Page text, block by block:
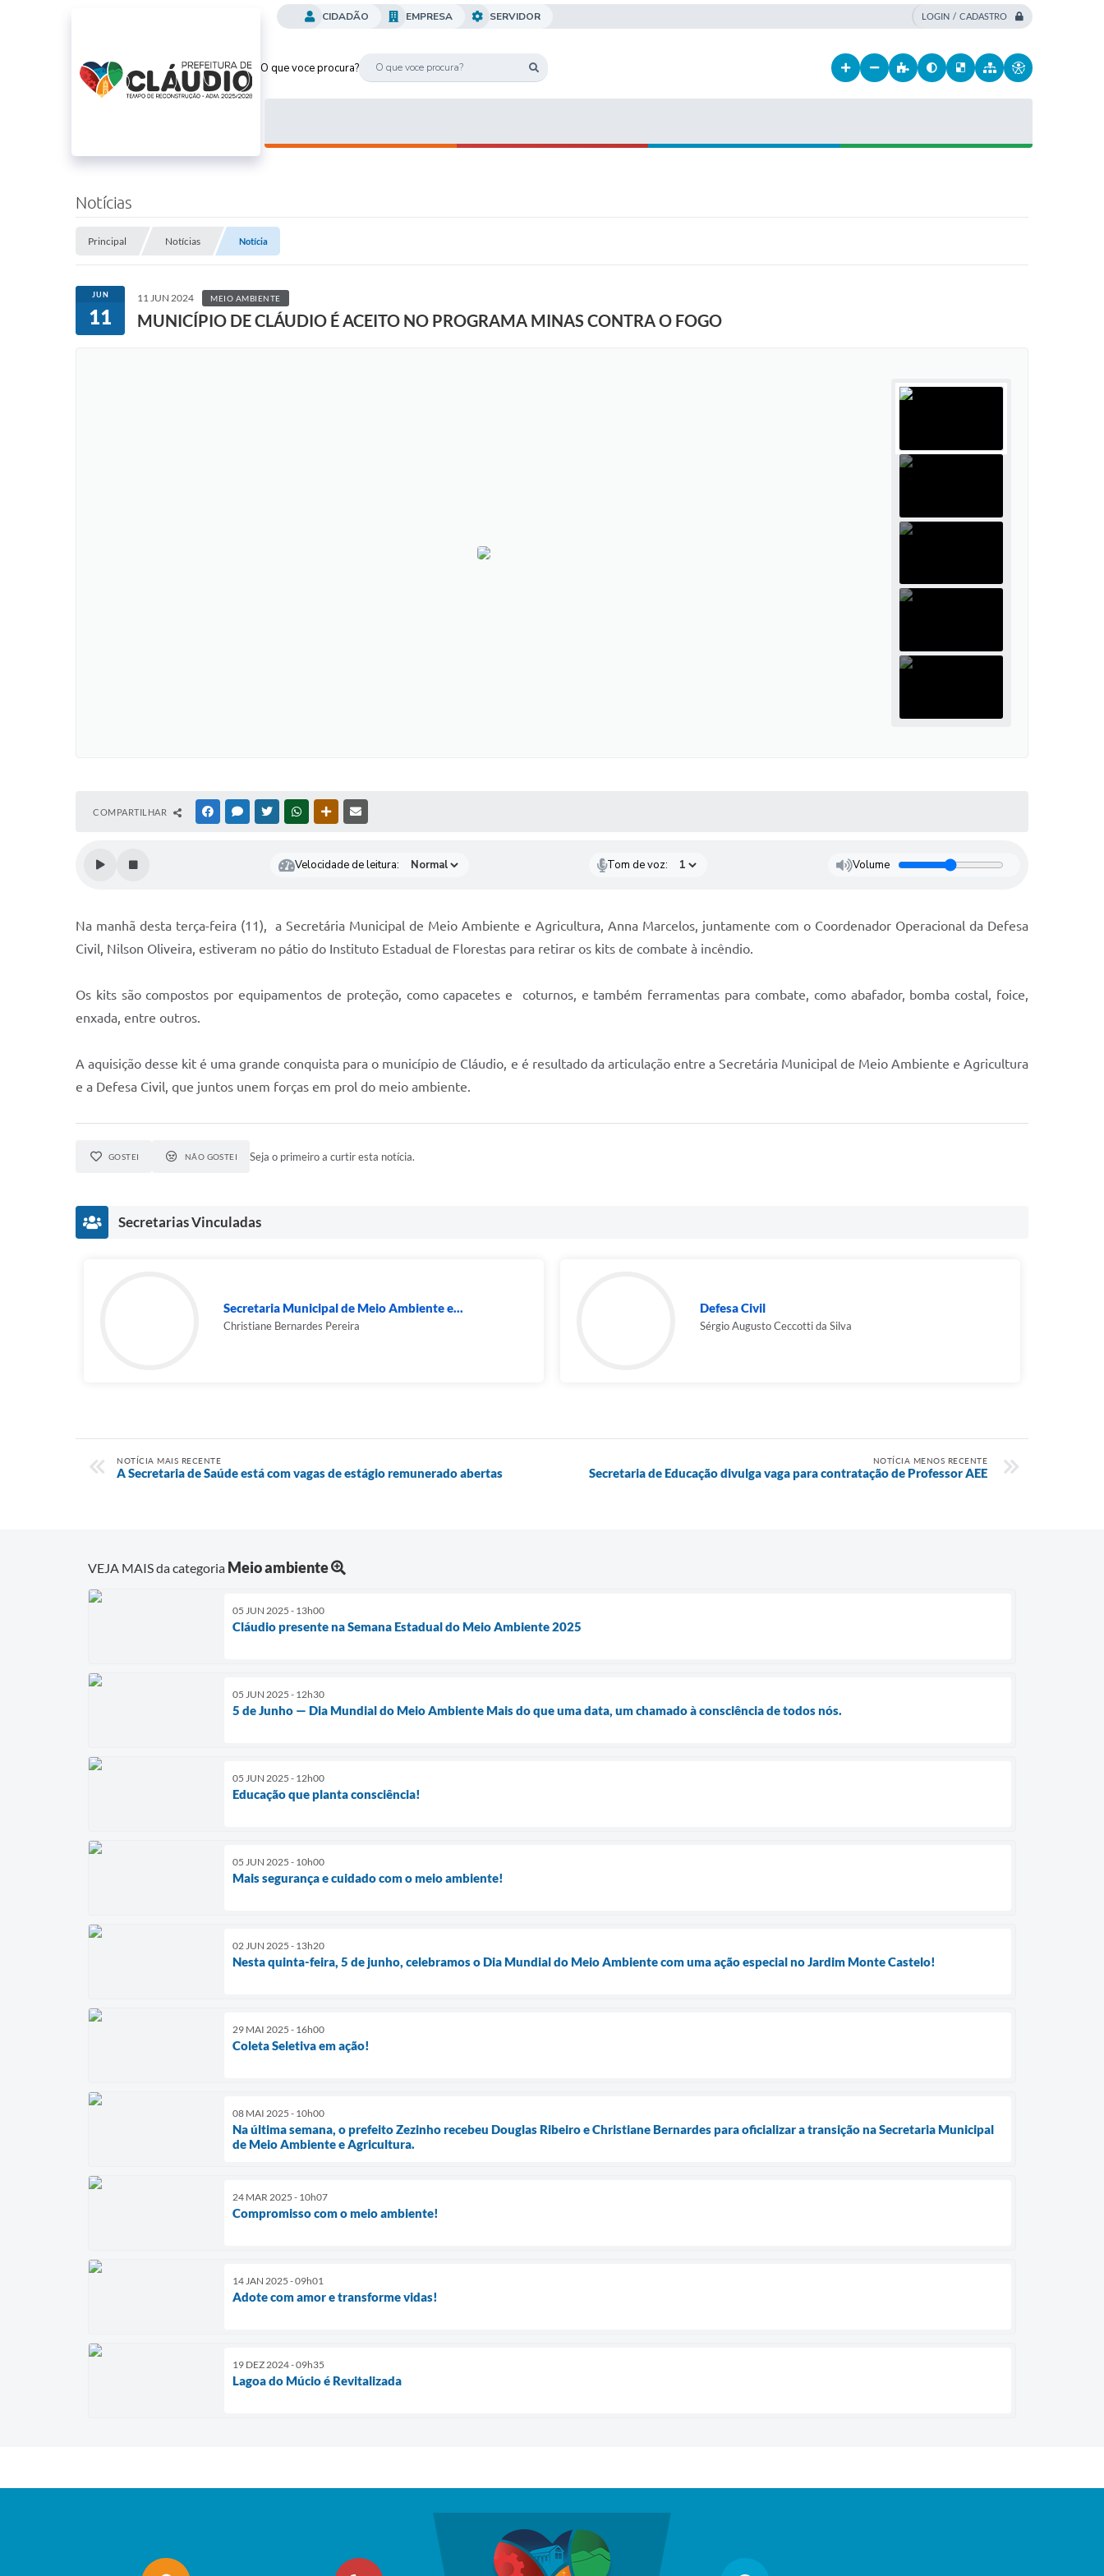
LOGIN / CADASTRO
O que voce procura?
CIDADÃO EMPRESA SERVIDOR
Notícias
Principal Notícias Notícia
JUN
11
11 JUN 2024 MEIO AMBIENTE
MUNICÍPIO DE CLÁUDIO É ACEITO NO PROGRAMA MINAS CONTRA O FOGO
COMPARTILHAR FACEBOOKMESSENGER
TWITTERWHATSAPPOUTRAS MÍDIAS
Velocidade de leitura: Tom de voz: Volume
Na manhã desta terça-feira (11), a Secretária Municipal de Meio Ambiente e Agricultura, Anna Marcelos, juntamente com o Coordenador Operacional da Defesa
Civil, Nilson Oliveira, estiveram no pátio do Instituto Estadual de Florestas para retirar os kits de combate à incêndio.
Os kits são compostos por equipamentos de proteção, como capacetes e coturnos, e também ferramentas para combate, como abafador, bomba costal, foice,
enxada, entre outros.
A aquisição desse kit é uma grande conquista para o município de Cláudio, e é resultado da articulação entre a Secretária Municipal de Meio Ambiente e Agricultura
e a Defesa Civil, que juntos unem forças em prol do meio ambiente.
GOSTEI NÃO GOSTEI Seja o primeiro a curtir esta notícia.
Secretarias Vinculadas
Secretaria Municipal de Meio Ambiente e...
Christiane Bernardes Pereira
Defesa Civil
Sérgio Augusto Ceccotti da Silva
NOTÍCIA MAIS RECENTE
A Secretaria de Saúde está com vagas de estágio remunerado abertas
NOTÍCIA MENOS RECENTE
Secretaria de Educação divulga vaga para contratação de Professor AEE
VEJA MAIS da categoria Meio ambiente
05 JUN 2025 - 13h00
Cláudio presente na Semana Estadual do Meio Ambiente 2025
05 JUN 2025 - 12h30
5 de Junho — Dia Mundial do Meio Ambiente Mais do que uma data, um chamado à consciência de todos nós.
05 JUN 2025 - 12h00
Educação que planta consciência!
05 JUN 2025 - 10h00
Mais segurança e cuidado com o meio ambiente!
02 JUN 2025 - 13h20
Nesta quinta-feira, 5 de junho, celebramos o Dia Mundial do Meio Ambiente com uma ação especial no Jardim Monte Castelo!
29 MAI 2025 - 16h00
Coleta Seletiva em ação!
08 MAI 2025 - 10h00
Na última semana, o prefeito Zezinho recebeu Douglas Ribeiro e Christiane Bernardes para oficializar a transição na Secretaria Municipal
de Meio Ambiente e Agricultura.
24 MAR 2025 - 10h07
Compromisso com o meio ambiente!
14 JAN 2025 - 09h01
Adote com amor e transforme vidas!
19 DEZ 2024 - 09h35
Lagoa do Múcio é Revitalizada